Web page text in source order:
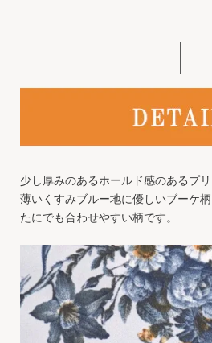
少し厚みのあるホールド感のあるプリ
薄いくすみブルー地に優しいブーケ
たにでも合わせやすい柄です。